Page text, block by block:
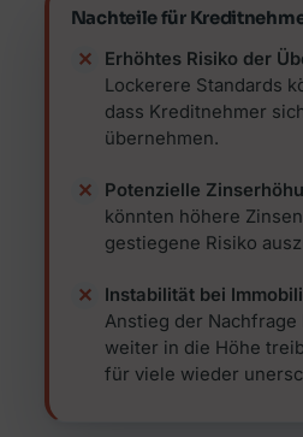
Nachteile für
Erhöhtes Risiko der
Lockerere Standards
dass Kreditnehmer
übernehmen.
Potenzielle
könnten höhere
gestiegene Risiko
Instabilität bei
Anstieg der
weiter in die Höhe
für viele wieder